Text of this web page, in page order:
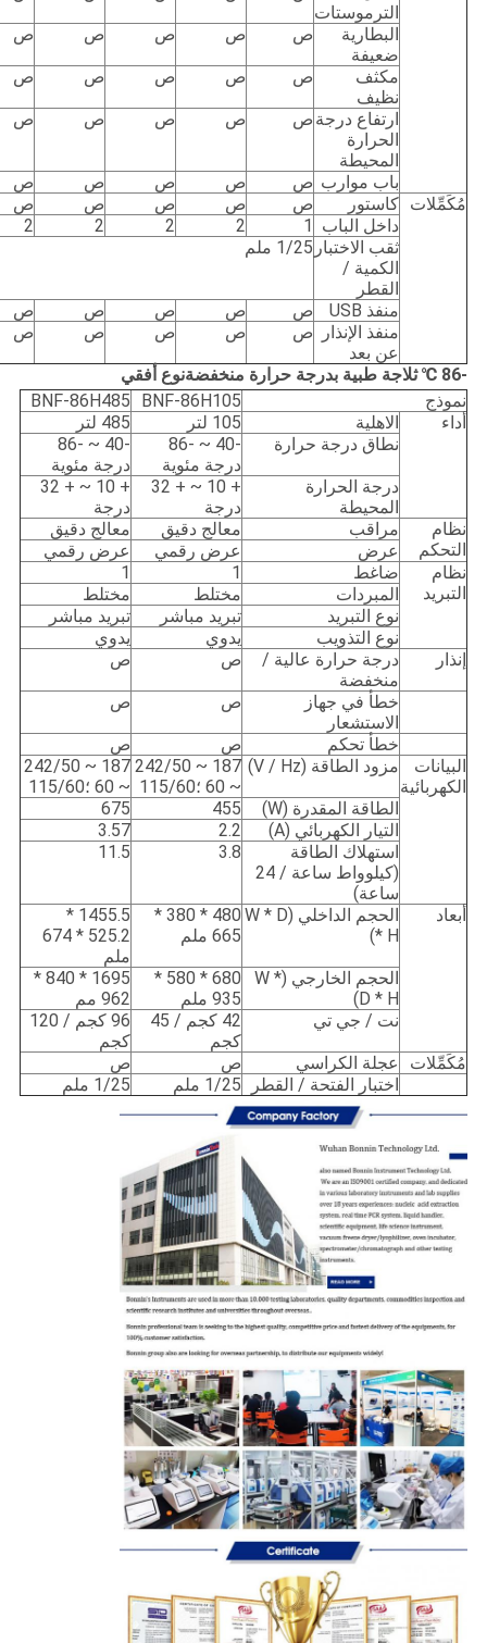
الترموستات
البطارية
ضعيفة
ص ص ص ص ص
مكثف
نظيف
ص ص ص ص ص
ارتفاع درجة
الحرارة
المحيطة
ص ص ص ص ص
باب موارب ص ص ص ص
ص
مُكَمِّلات كاستور ص ص ص ص
ص
داخل الباب
1
2
2
2
2
ثقب الاختبار
الكمية /
القطر
1/25 ملم
منفذ USB ص ص ص ص
ص
منفذ الإنذار
عن بعد
ص ص ص ص ص
-86 ℃ ثلاجة طبية بدرجة حرارة منخفضة
نوع أفقي
نموذج
BNF-86H105
BNF-86H485
أداء
الاهلية 105 لتر
485 لتر
نطاق درجة حرارة
-40 ~ -86
درجة مئوية
-40 ~ -86
درجة مئوية
درجة الحرارة
المحيطة
+ 10 ~ + 32
درجة
+ 10 ~ + 32
درجة
نظام
التحكم
مراقب معالج دقيق
معالج دقيق
عرض
عرض رقمي
عرض رقمي
نظام
التبريد
ضاغط 1
1
المبردات
مختلط
مختلط
نوع التبريد
تبريد مباشر
تبريد مباشر
نوع التذويب
يدوي
يدوي
إنذار
درجة حرارة عالية /
منخفضة
ص ص
خطأ في جهاز
الاستشعار
ص ص
خطأ تحكم ص
ص
البيانات
الكهربائية
مزود الطاقة (V / Hz)
187 ~ 242/50
~ 60 ؛115/60
187 ~ 242/50
~ 60 ؛115/60
الطاقة المقدرة (W)
455
675
التيار الكهربائي (A)
2.2
3.57
استهلاك الطاقة
(كيلوواط ساعة / 24
ساعة)
3.8
11.5
أبعاد
الحجم الداخلي (W * D
* H)
480 * 380 *
665 ملم
1455.5 *
525.2 * 674
ملم
الحجم الخارجي (W *
D * H)
680 * 580 *
935 ملم
1695 * 840 *
962 مم
نت / جي تي
42 كجم / 45
كجم
96 كجم / 120
كجم
مُكَمِّلات
عجلة الكراسي ص
ص
اختبار الفتحة / القطر
1/25 ملم 1/25 ملم